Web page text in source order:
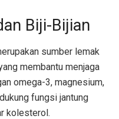
Biji-Bijian
sumber lemak
membantu menjaga
omega-3, magnesium,
fungsi jantung
kolesterol.